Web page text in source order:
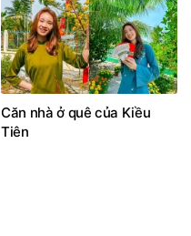
Căn nhà ở quê của Kiều
Tiên